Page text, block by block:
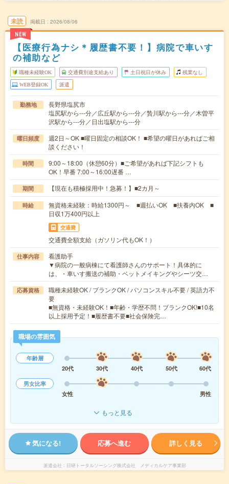
未読
NEW
掲載日 2026/08/06
【医療行為ナシ＊履歴書不要！】病院で車いす
の補助など
職種未経験OK 交通費別途支給あり 土日祝日が休み 残業なし
WEB登録OK 派遣
勤務地
長野県塩尻市
塩尻駅から---分／広丘駅から---分／贄川駅から---分／木曽平
沢駅から---分／日出塩駅から---分
曜日頻度
週2日～OK ■曜日固定の相談OK！ ■希望の曜日があればご相
談ください！
時間
9:00～18:00（休憩60分）■ご希望があれば下記シフトも
OK！早番 7:00～16:00遅番 …
期間 【現在も積極採用中！急募！】■2カ月～
時給
無資格未経験：時給1300円～ ■週払いOK ■扶養内OK ■
日収1万400円以上
交通費
交通費全額支給（ガソリン代もOK！）
仕事内容
看護助手
▼病院の一般病棟にて看護師さんのサポート！具体的に
は、・車いす搬送の補助・ベットメイキングやシーツ交…
応募資格
職種未経験OK / ブランクOK / パソコンスキル不要 / 英語力不
要
■無資格・未経験OK！■年齢・学歴不問！ブランクOK!■10名
以上採用予定！■履歴書不要■社会保険完…
職場の雰囲気
年齢層
20代
30代 40代 50代
60代
男女比率
女性
男性
もっと見る
気になる! 応募へ進む 詳しく見る
派遣会社 日研トータルソーシング株式会社 メディカルケア事業部